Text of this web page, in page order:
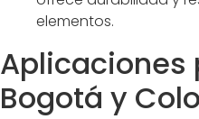
elementos.
Aplicaciones
Bogotá y